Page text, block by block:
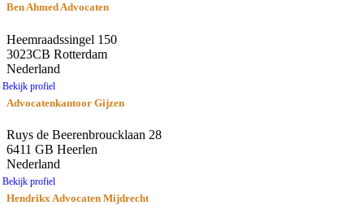
Ben Ahmed Advocaten
Heemraadssingel 150
3023CB Rotterdam
Nederland
Bekijk profiel
Advocatenkantoor Gijzen
Ruys de Beerenbroucklaan 28
6411 GB Heerlen
Nederland
Bekijk profiel
Hendrikx Advocaten Mijdrecht